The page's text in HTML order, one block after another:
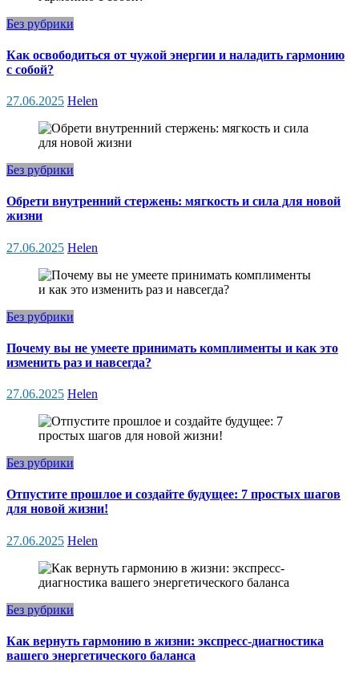
Без рубрики
Как освободиться от чужой энергии и наладить гармонию
с собой?
27.06.2025 Helen
Без рубрики
Обрети внутренний стержень: мягкость и сила для новой
жизни
27.06.2025 Helen
Без рубрики
Почему вы не умеете принимать комплименты и как это
изменить раз и навсегда?
27.06.2025 Helen
Без рубрики
Отпустите прошлое и создайте будущее: 7 простых шагов
для новой жизни!
27.06.2025 Helen
Без рубрики
Как вернуть гармонию в жизни: экспресс-диагностика
вашего энергетического баланса